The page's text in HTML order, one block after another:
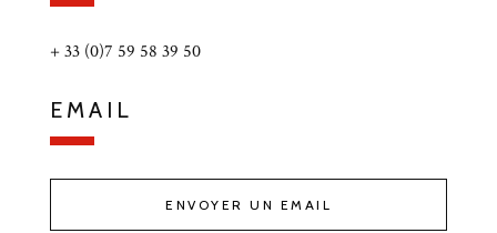
+ 33 (0)7 59 58 39 50
EMAIL
ENVOYER UN EMAIL